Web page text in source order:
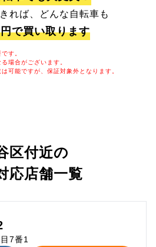
れば、どんな自転車も
で買い取ります
す。
場合がございます。
可能ですが、保証対象外となります。
区付近の
応店舗一覧
7番1